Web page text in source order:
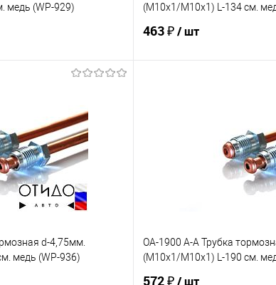
медь (WP-929)
Под заказ
(М10х1/М10х1) L-134 см.
463 ₽/ шт
d-4,75мм.
медь (WP-936)
OA-1900 A-A Трубка
(М10х1/М10х1) L-190 см.
572 ₽/ шт